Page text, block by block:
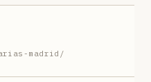
madrid/